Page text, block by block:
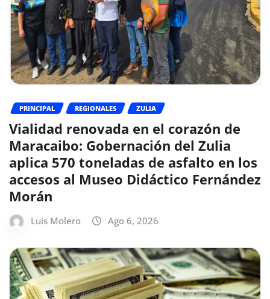
PRINCIPAL REGIONALES ZULIA
Vialidad renovada en el corazón de
Maracaibo: Gobernación del Zulia
aplica 570 toneladas de asfalto en los
accesos al Museo Didáctico Fernández
Morán
Luis Molero Ago 6, 2026